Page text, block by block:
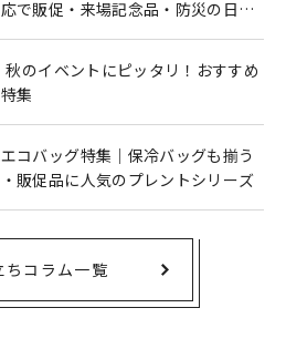
応で販促・来場記念品・防災の日に
秋のイベントにピッタリ！おすすめ
集
コバッグ特集｜保冷バッグも揃う
販促品に人気のプレントシリーズ
ちコラム一覧